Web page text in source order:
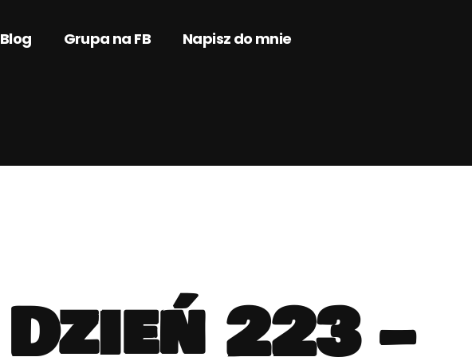
Blog Grupa na FB Napisz do mnie
Dzień 223 –